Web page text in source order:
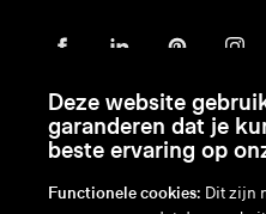
Deze website
garanderen dat je
beste ervaring op
Functionele cookies: Dit zijn